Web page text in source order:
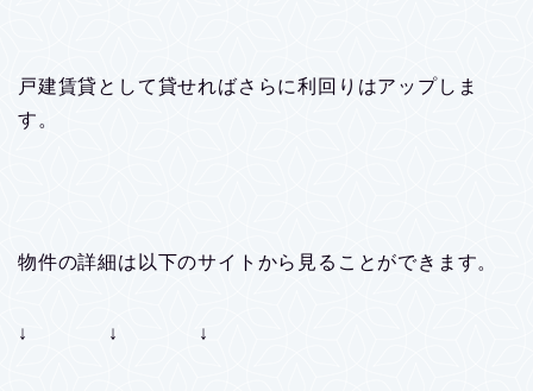
戸建賃貸として貸せればさらに利回りはアップしま
す。
物件の詳細は以下のサイトから見ることができます。
↓ ↓ ↓